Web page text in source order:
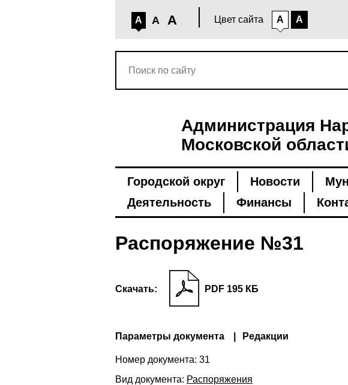
A A A Цвет сайта A A
Администрация
Московской
Городской округ Новости
Деятельность
Финансы
Распоряжение №31
Скачать: PDF 195 КБ
Параметры документа Редакции
Номер документа: 31
Вид документа: Распоряжения